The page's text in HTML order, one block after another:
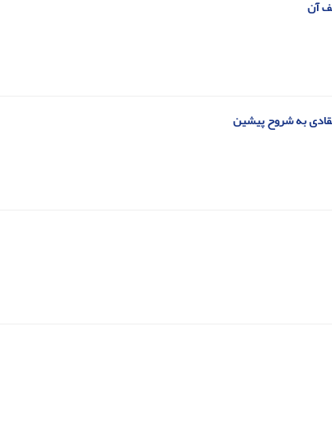
آن
به شروح پیشین